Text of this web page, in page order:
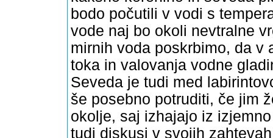
bodo počutili v vodi s
vode naj bo okoli nevtralne
mirnih voda poskrbimo, da v
toka in valovanja vodne
Seveda je tudi med
še posebno potruditi, če jim
okolje, saj izhajajo iz
tudi diskusi v svojih